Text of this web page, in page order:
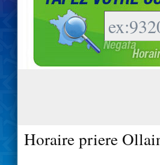
Horaire priere